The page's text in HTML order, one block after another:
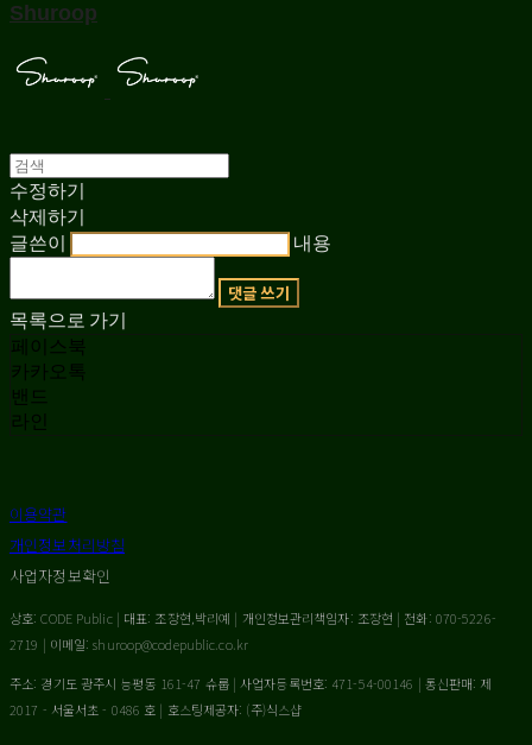
Shuroop
수정하기
삭제하기
글쓴이
내용
댓글 쓰기
목록으로 가기
페이스북
카카오톡
밴드
라인
이용약관
개인정보처리방침
사업자정보확인
상호: CODE Public | 대표: 조장현,박리예 | 개인정보관리책임자: 조장현 | 전화: 070-5226-
2719 | 이메일: shuroop@codepublic.co.kr
주소: 경기도 광주시 능평동 161-47 슈룹 | 사업자등록번호: 471-54-00146 | 통신판매: 제
2017 - 서울서초 - 0486 호 | 호스팅제공자: (주)식스샵